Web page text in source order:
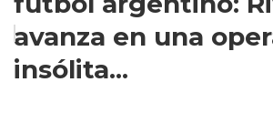
avanza en una
insólita...